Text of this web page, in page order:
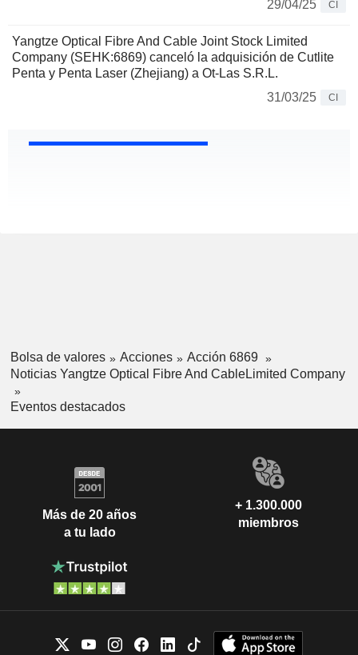
29/04/25
CI
Yangtze Optical Fibre And Cable Joint Stock Limited
Company (SEHK:6869) canceló la adquisición de Cutlite
Penta y Penta Laser (Zhejiang) a Ot-Las S.R.L.
31/03/25
CI
Bolsa de valores Acciones
Acción 6869
Noticias Yangtze Optical Fibre And CableLimited Company
Eventos destacados
Más de 20 años
a tu lado
+ 1.300.000
miembros